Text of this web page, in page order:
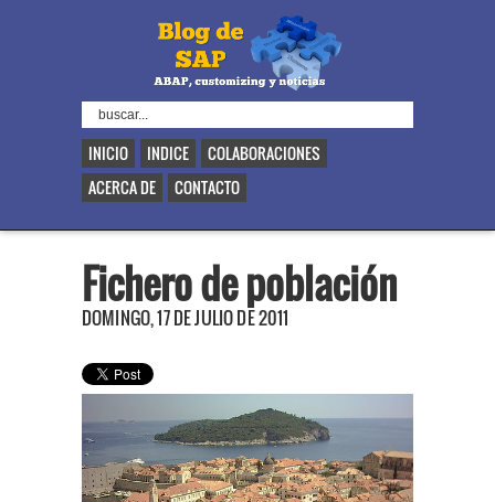
INICIO INDICE
COLABORACIONES
ACERCA DE
CONTACTO
Fichero de población
DOMINGO, 17 DE JULIO DE 2011